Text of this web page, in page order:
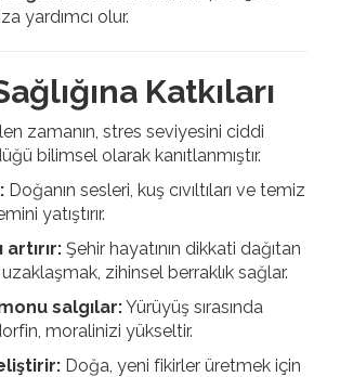
yardımcı olur.
Katkıları
zamanın, stres seviyesini ciddi
bilimsel olarak kanıtlanmıştır.
Doğanın sesleri, kuş cıvıltıları ve temiz
yatıştırır.
Şehir hayatının dikkati dağıtan
zihinsel berraklık sağlar.
salgılar:Yürüyüş sırasında
moralinizi yükseltir.
Doğa, yeni fikirler üretmek için